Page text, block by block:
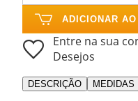
ADICIONAR
Entre na sua
Desejos
DESCRIÇÃO MEDIDAS